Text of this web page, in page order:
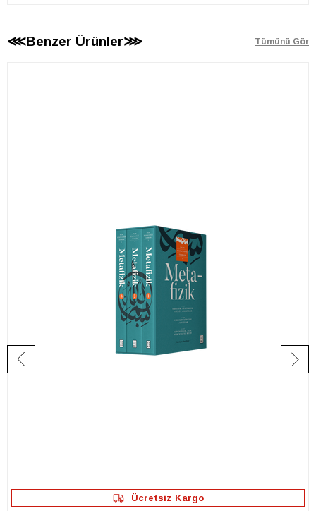
⋘Benzer Ürünler⋙ Tümünü Gör
Ücretsiz Kargo